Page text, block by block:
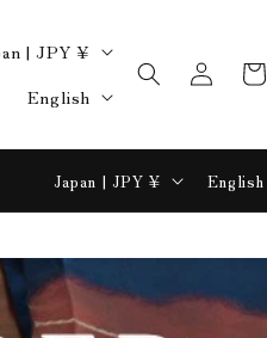
Japan | JPY ¥
L
g
a
g
English
Log
in
Cart
C
o
u
n
t
Japan | JPY ¥
L
a
n
g
English